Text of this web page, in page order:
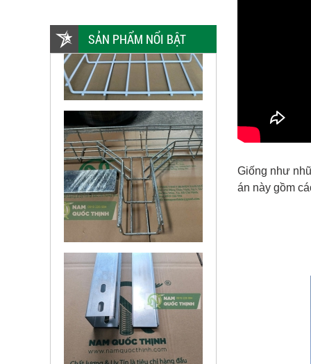
SẢN PHẨM NỔI BẬT
Giống như
án này gồm